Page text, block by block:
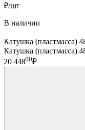
₽/шт
В наличии
Катушка (пластмасса)
Катушка (пластмасса)
20 44800₽